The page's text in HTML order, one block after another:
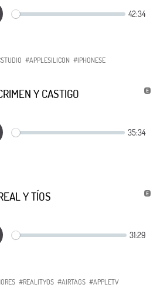
#APPLESILICON #IPHONESE
Y CASTIGO
Y TÍOS
#REALITYOS #AIRTAGS #APPLETV